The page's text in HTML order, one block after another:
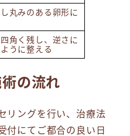
丸みのある卵形に
角く残し、逆さに
うに整える
の流れ
リングを行い、治療法
付にてご都合の良い日